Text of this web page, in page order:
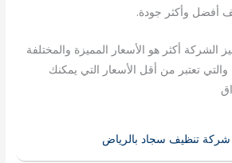
أفضل وأكثر جودة.
الشركة أكثر هو الأسعار المميزة والمختلفة
تعتبر من أقل الأسعار التي يمكنك
شركة تنظيف سجاد بالرياض